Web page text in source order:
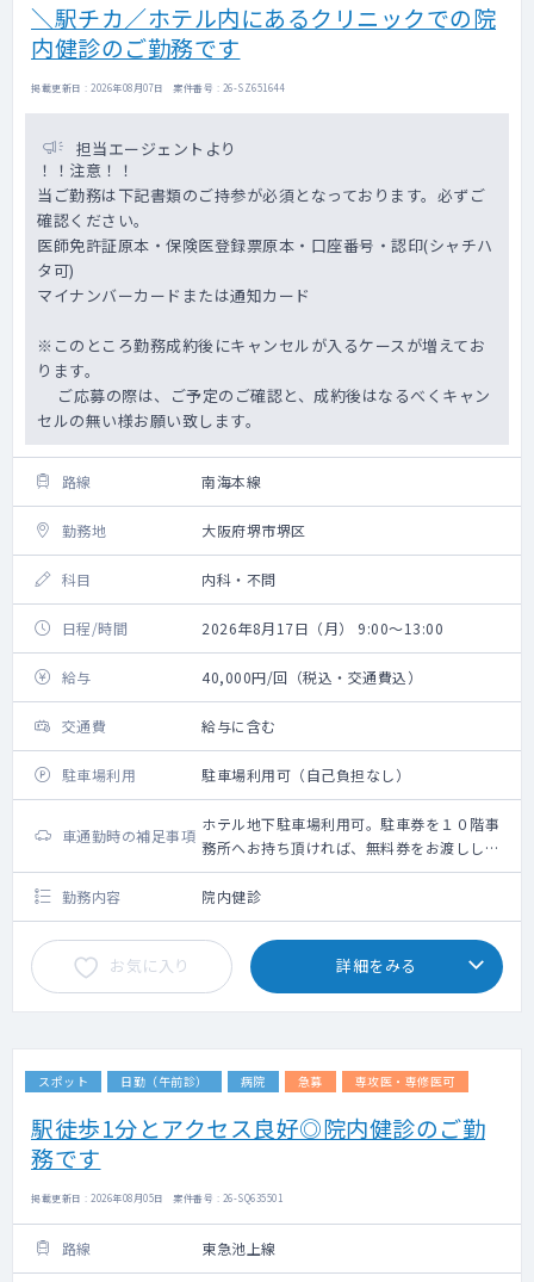
＼駅チカ／ホテル内にあるクリニックでの院
内健診のご勤務です
掲載更新日 : 2026年08月07日 案件番号 : 26-SZ651644
担当エージェントより
！！注意！！
当ご勤務は下記書類のご持参が必須となっております。必ずご
確認ください。
医師免許証原本・保険医登録票原本・口座番号・認印(シャチハ
タ可)
マイナンバーカードまたは通知カード
※このところ勤務成約後にキャンセルが入るケースが増えてお
ります。
ご応募の際は、ご予定のご確認と、成約後はなるべくキャン
セルの無い様お願い致します。
路線 南海本線
勤務地 大阪府堺市堺区
科目 内科・不問
日程/時間 2026年8月17日（月） 9:00～13:00
給与 40,000円/回（税込・交通費込）
交通費 給与に含む
駐車場利用 駐車場利用可（自己負担なし）
車通勤時の補足事項
ホテル地下駐車場利用可。駐車券を１０階事
務所へお持ち頂ければ、無料券をお渡ししま
す。
勤務内容
院内健診
お気に入り 詳細をみる
スポット 日勤（午前診） 病院 急募 専攻医・専修医可
駅徒歩1分とアクセス良好◎院内健診のご勤
務です
掲載更新日 : 2026年08月05日 案件番号 : 26-SQ635501
路線 東急池上線